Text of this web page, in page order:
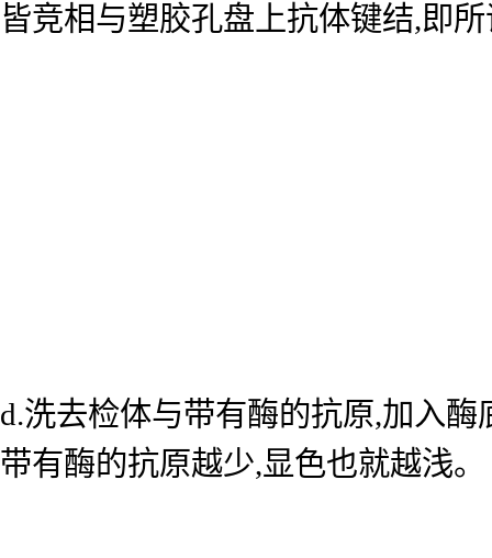
皆竞相与塑胶孔盘上抗体键结,即
d.洗去检体与带有酶的抗原,加入
带有酶的抗原越少,显色也就越浅。